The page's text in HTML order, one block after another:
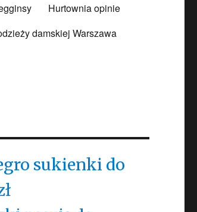
Hurtownia opinie
damskiej Warszawa
sukienki do